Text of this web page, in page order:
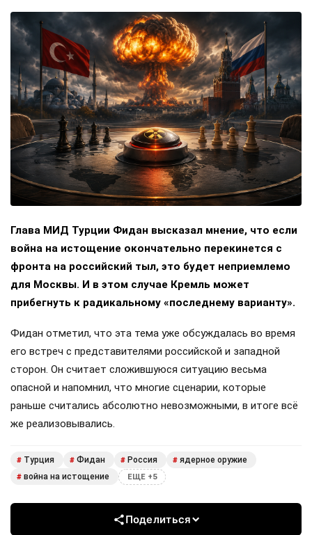
Глава МИД Турции Фидан высказал мнение, что если
война на истощение окончательно перекинется с
фронта на российский тыл, это будет неприемлемо
для Москвы. И в этом случае Кремль может
прибегнуть к радикальному «последнему варианту».
Фидан отметил, что эта тема уже обсуждалась во время
его встреч с представителями российской и западной
сторон. Он считает сложившуюся ситуацию весьма
опасной и напомнил, что многие сценарии, которые
раньше считались абсолютно невозможными, в итоге всё
же реализовывались.
# Турция # Фидан # Россия # ядерное оружие
# война на истощение ЕЩЕ +5
Поделиться